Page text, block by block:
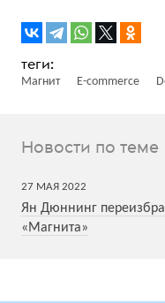
Магнит E-commerce
Новости по теме
27 МАЯ 2022
Ян Дюннинг
«Магнита»